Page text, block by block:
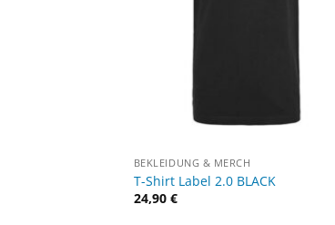
BEKLEIDUNG & MERCH
T-Shirt Label 2.0 BLACK
24,90 €